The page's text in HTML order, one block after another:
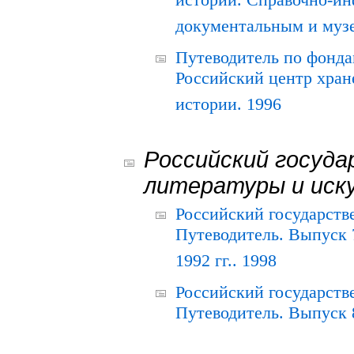
документальным и
Путеводитель по
Российский центр
истории. 1996
Российский
литературы и
Российский
Путеводитель.
1992 гг.. 1998
Российский
Путеводитель. Выпуск